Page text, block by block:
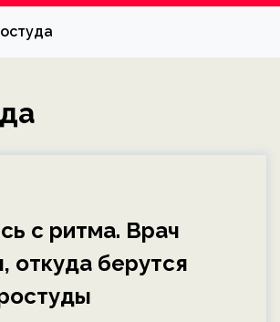
с ритма. Врач
откуда берутся